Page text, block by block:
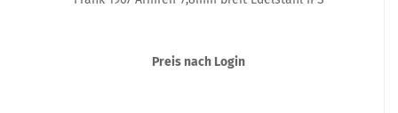
Preis nach Login